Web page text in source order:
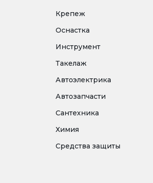
Крепеж
Оснастка
Инструмент
Такелаж
Автоэлектрика
Автозапчасти
Сантехника
Химия
Средства защиты